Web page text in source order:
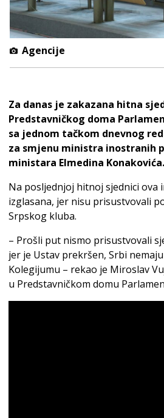
Agencije
Za danas je zakazana hitna
Predstavničkog doma
sa jednom tačkom dnevnog
za smjenu ministra inostranih
ministara Elmedina Konakovića.
Na posljednjoj hitnoj sjednici ova
izglasana, jer nisu prisustvovali
Srpskog kluba.
– Prošli put nismo prisustvovali
jer je Ustav prekršen, Srbi
Kolegijumu – rekao je Miroslav
u Predstavničkom domu